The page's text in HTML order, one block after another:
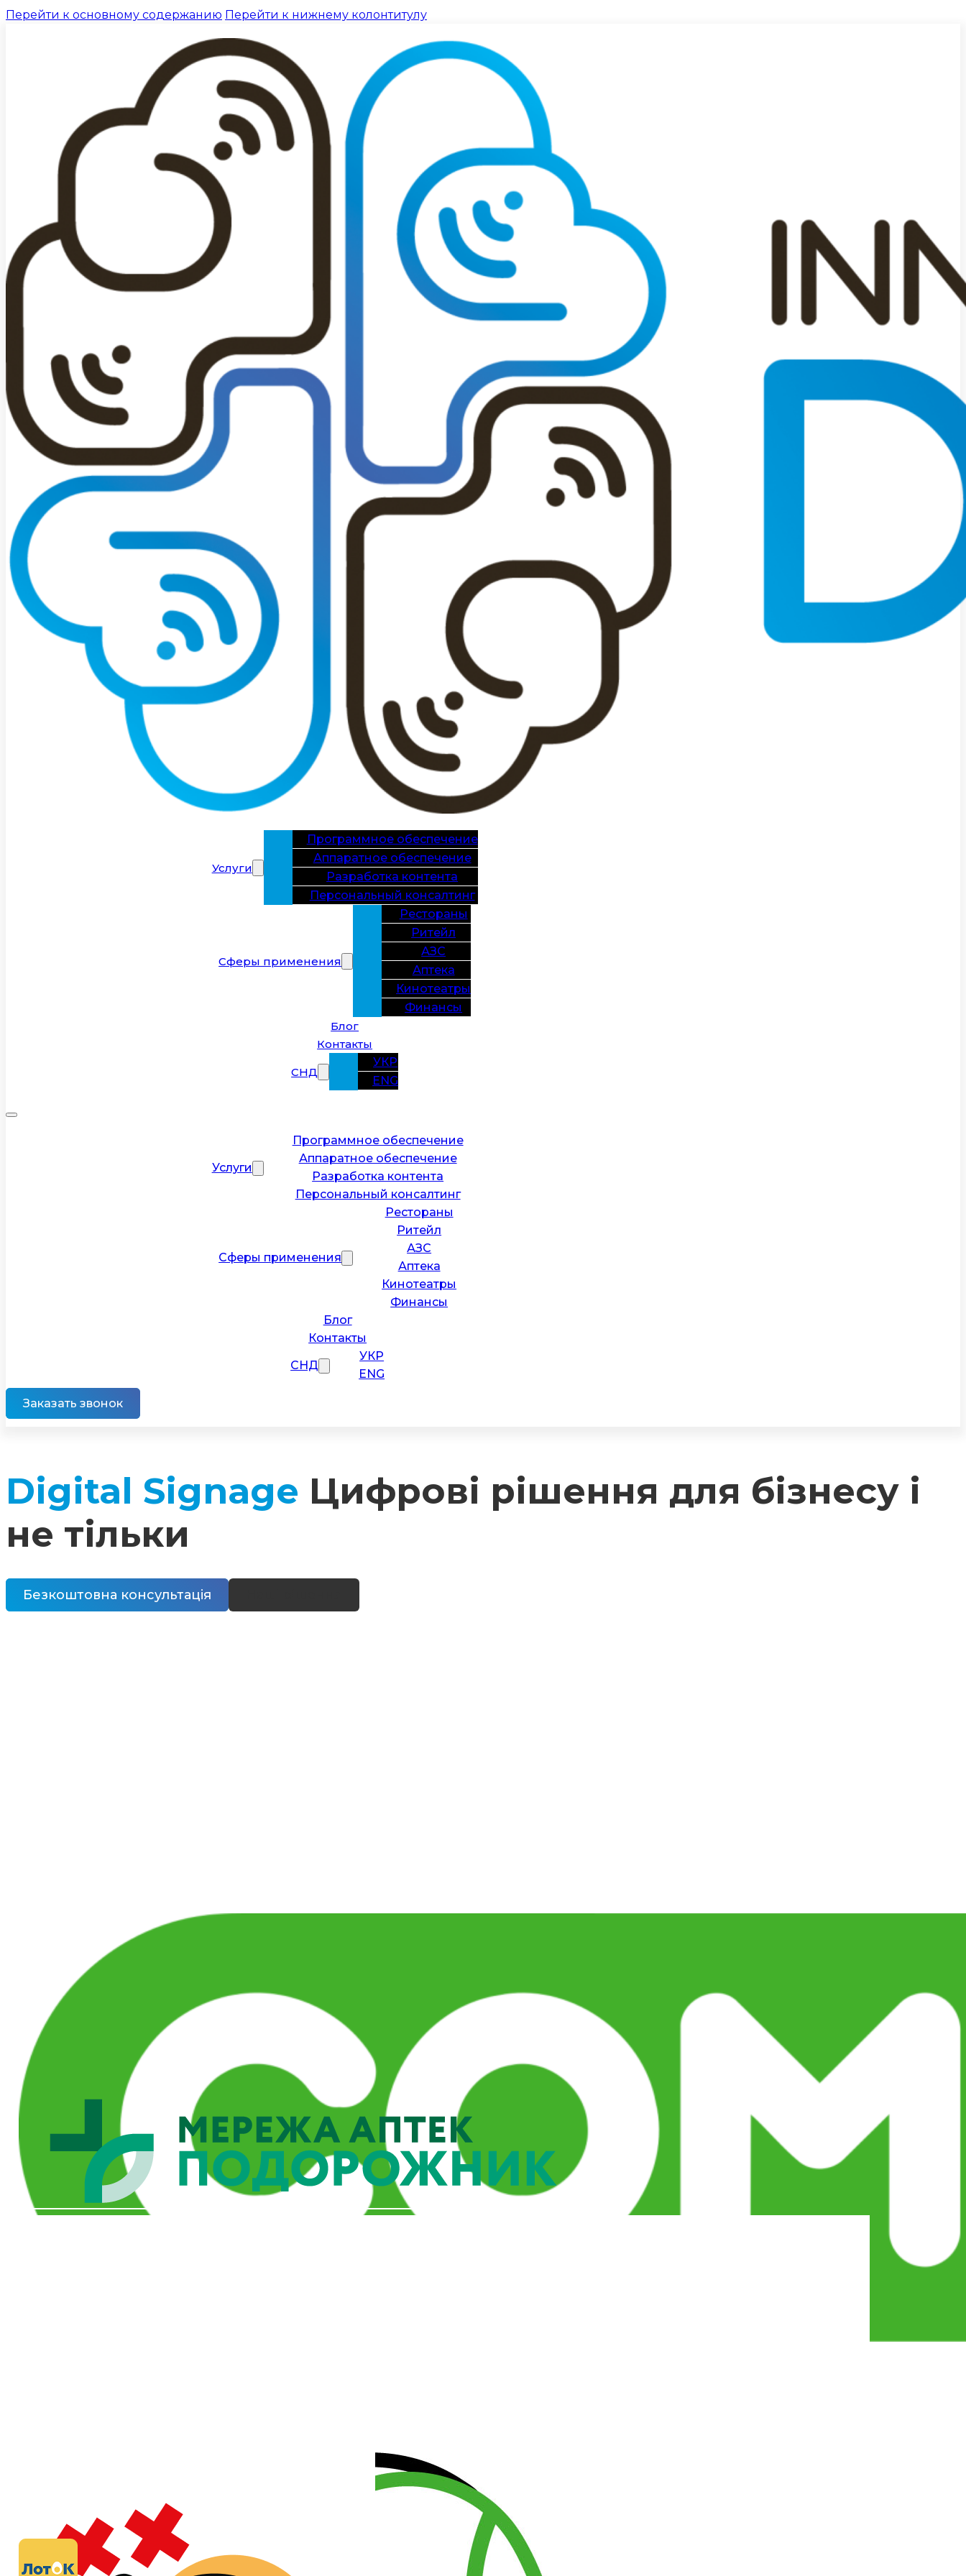
Перейти к основному содержанию Перейти к нижнему колонтитулу
Услуги
Программное обеспечение
Аппаратное обеспечение
Разработка контента
Персональный консалтинг
Сферы применения
Рестораны
Ритейл
АЗС
Аптека
Кинотеатры
Финансы
Блог
Контакты
СНД
УКР
ENG
Услуги
Программное обеспечение
Аппаратное обеспечение
Разработка контента
Персональный консалтинг
Сферы применения
Рестораны
Ритейл
АЗС
Аптека
Кинотеатры
Финансы
Блог
Контакты
СНД
УКР
ENG
Заказать звонок
Digital Signage Цифрові рішення для бізнесу і
не тільки
Безкоштовна консультація